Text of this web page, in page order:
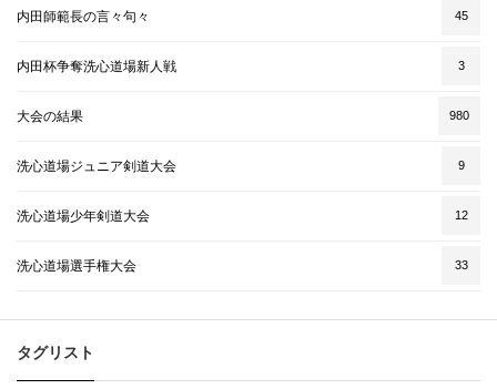
内田師範長の言々句々 45
内田杯争奪洗心道場新人戦 3
大会の結果 980
洗心道場ジュニア剣道大会 9
洗心道場少年剣道大会 12
洗心道場選手権大会 33
タグリスト